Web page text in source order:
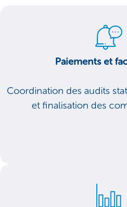
Paiements et
Coordination des audits
et finalisation des